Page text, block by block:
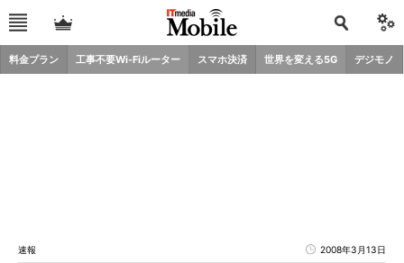
料金プラン 工事不要Wi-Fiルーター スマホ決済 世界を変える5G デジモノ
速報 2008年3月13日